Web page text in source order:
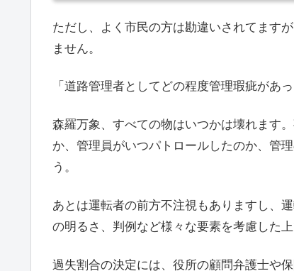
ただし、よく市民の方は勘違いされてます
ません。
「道路管理者としてどの程度管理瑕疵があ
森羅万象、すべての物はいつかは壊れます
か、管理員がいつパトロールしたのか、管
う。
あとは運転者の前方不注視もありますし、
の明るさ、判例など様々な要素を考慮した
過失割合の決定には、役所の顧問弁護士や